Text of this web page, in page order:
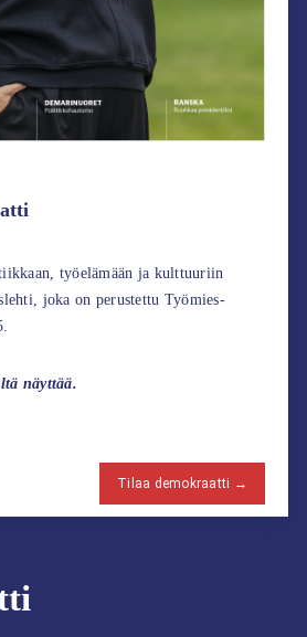
työelämään ja kulttuuriin
joka on perustettu Työmies-
näyttää.
Tilaa demokraatti →